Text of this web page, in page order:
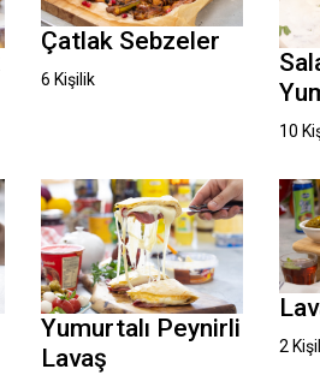
Çatlak Sebzeler
6 Kişilik
10
Yumurtalı Peynirli
Lavaş
2